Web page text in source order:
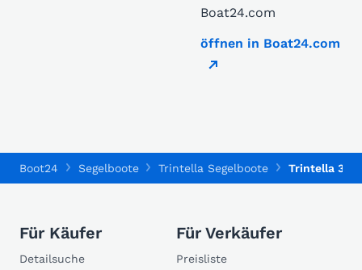
Boat24.com
öffnen in Boat24.com
Boot24 Segelboote Trintella Segelboote Trintella 3
Für Käufer
Detailsuche
Für Verkäufer
Preisliste